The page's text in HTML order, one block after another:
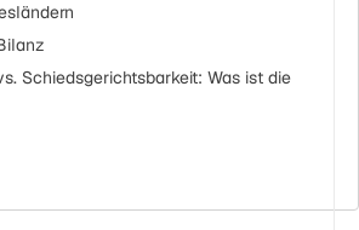
Schiedsgerichtsbarkeit: Was ist die